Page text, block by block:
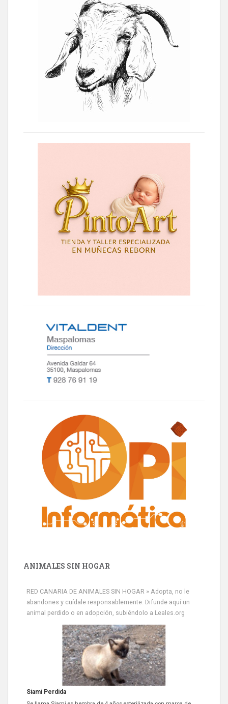
ANIMALES SIN HOGAR
RED CANARIA DE ANIMALES SIN HOGAR » Adopta, no le
abandones y cuídale responsablemente. Difunde aquí un
animal perdido o en adopción, subiéndolo a Leales.org
ADOPCIÓN URGENTE GATA TEROR GRAN CANARIA